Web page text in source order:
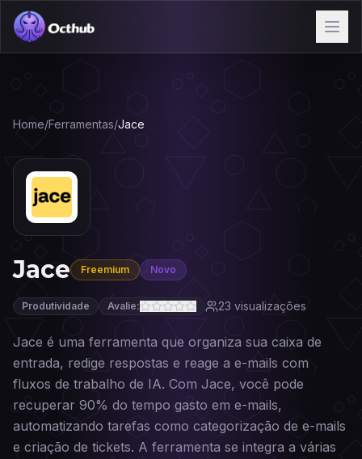
Home/Ferramentas/Jace
Jace Freemium Novo
Produtividade Avalie: 23 visualizações
Jace é uma ferramenta que organiza sua caixa de
entrada, redige respostas e reage a e-mails com
fluxos de trabalho de IA. Com Jace, você pode
recuperar 90% do tempo gasto em e-mails,
automatizando tarefas como categorização de e-mails
e criação de tickets. A ferramenta se integra a várias